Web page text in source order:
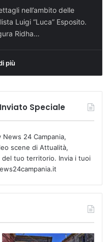
nell’ambito delle
Luigi “Luca” Esposito.
Ridha…
più
Speciale
24 Campania,
scene di Attualità,
del tuo territorio. Invia i tuoi